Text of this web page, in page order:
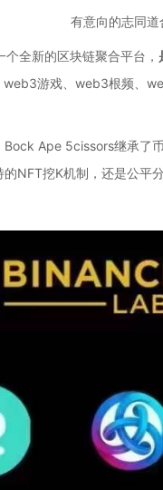
有意向的志同道
个全新的区块链聚合平台，
游戏、web3根频、
Bock Ape 5cissors继承了
的NFT挖K机制，还是公平